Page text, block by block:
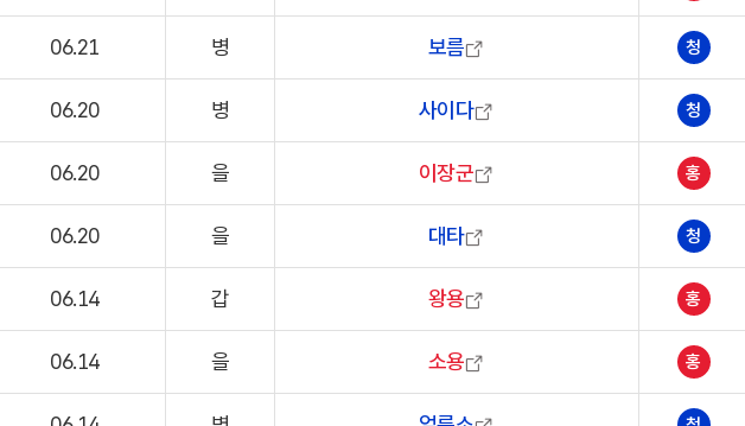
06.21 병 보름 청
06.20 병 사이다 청
06.20 을 이장군 홍
06.20 을 대타 청
06.14 갑 왕용 홍
06.14 을 소용 홍